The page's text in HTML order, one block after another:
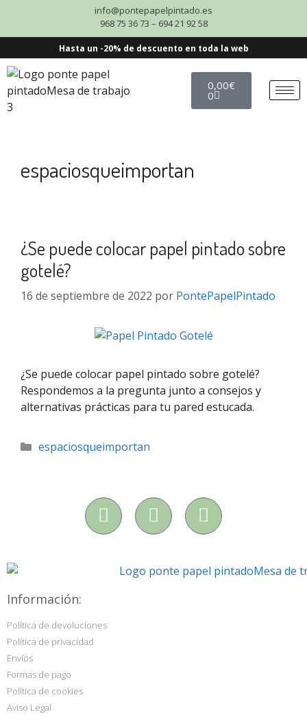
info@pontepapelpintado.es
968 75 36 73 – 694 21 92 58
Hasta un -20% de descuento en toda la web
0,00€
0
espaciosqueimportan
¿Se puede colocar papel pintado sobre
gotelé?
16 de septiembre de 2022 por PontePapelPintado
¿Se puede colocar papel pintado sobre gotelé?
Respondemos a la pregunta junto a consejos y
alternativas prácticas para tu pared estucada.
espaciosqueimportan
Información:
Política de devoluciones
Política de privacidad
Envíos
Formas de pago
Política de cookies
Aviso Legal